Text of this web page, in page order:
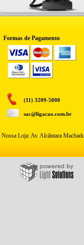
Formas de Pagamento
(11) 3209-5000
sac@ligacao.com.br
Nossa Loja: Av. Alcântara